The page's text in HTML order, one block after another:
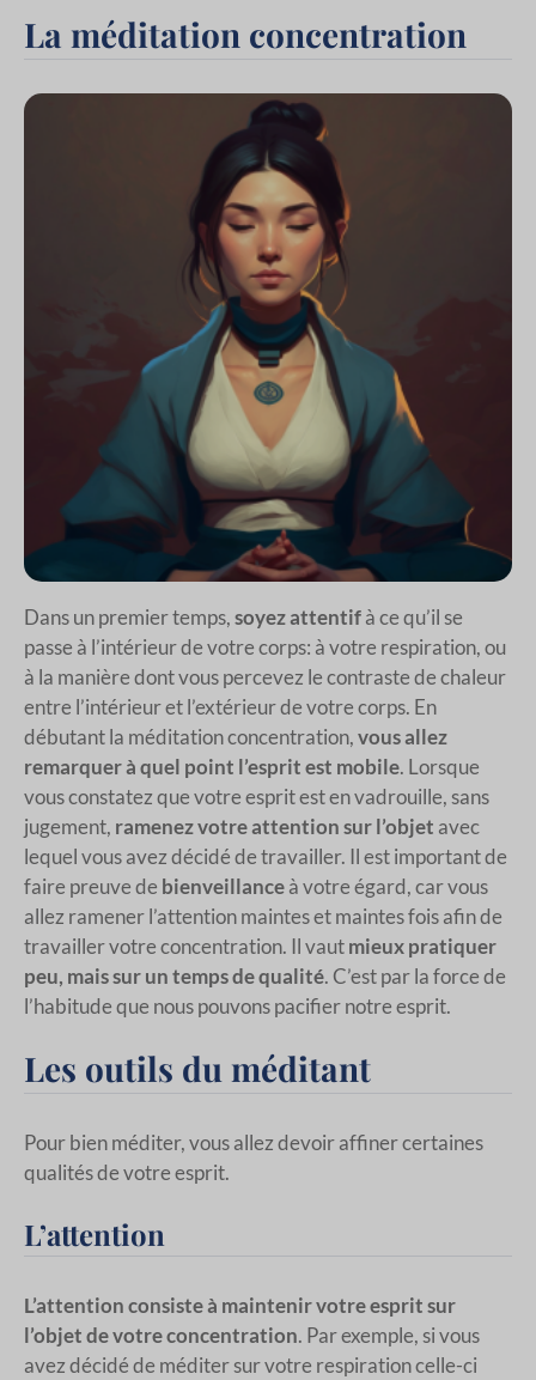
La méditation concentration
Dans un premier temps,soyez attentifà ce qu’il se
passe à l’intérieur de votre corps: à votre respiration, ou
à la manière dont vous percevez le contraste de chaleur
entre l’intérieur et l’extérieur de votre corps. En
débutant la méditation concentration,vous allez
remarquer à quel point l’esprit est mobile. Lorsque
vous constatez que votre esprit est en vadrouille, sans
jugement, ramenez votre attention sur l’objet avec
lequel vous avez décidé de travailler. Il est important de
faire preuve de bienveillanceà votre égard, car vous
allez ramener l’attention maintes et maintes fois afin de
travailler votre concentration. Il vautmieux pratiquer
peu, mais sur un temps de qualité. C’est par la force de
l’habitude que nous pouvons pacifier notre esprit.
Les outils du méditant
Pour bien méditer, vous allez devoir affiner certaines
qualités de votre esprit.
L’attention
L’attention consiste à maintenir votre esprit sur
l’objet de votre concentration. Par exemple, si vous
avez décidé de méditer sur votre respiration celle-ci